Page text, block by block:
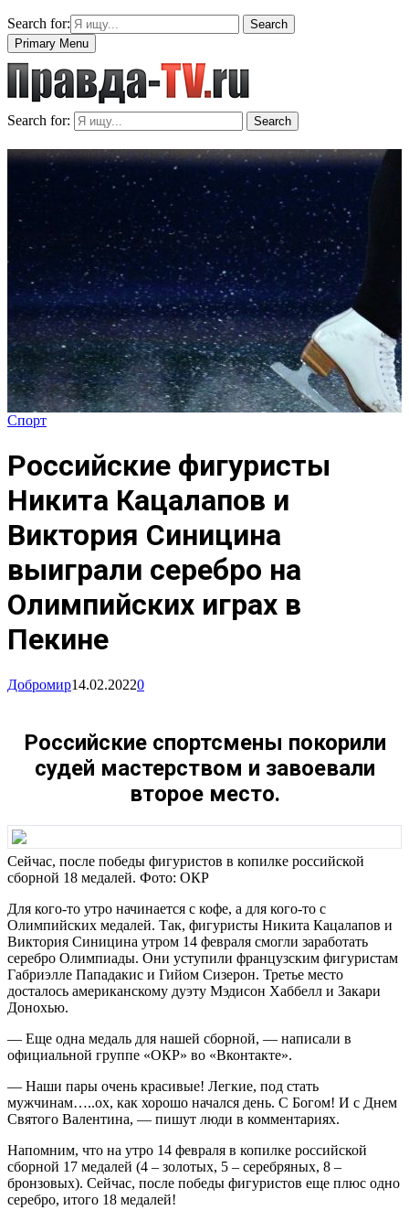
Search for:
Search
Primary Menu
Search for: Search
Спорт
Российские фигуристы
Никита Кацалапов и
Виктория Синицина
выиграли серебро на
Олимпийских играх в
Пекине
Добромир14.02.20220
Российские спортсмены покорили
судей мастерством и завоевали
второе место.
Сейчас, после победы фигуристов в копилке российской
сборной 18 медалей. Фото: ОКР
Для кого-то утро начинается с кофе, а для кого-то с
Олимпийских медалей. Так, фигуристы Никита Кацалапов и
Виктория Синицина утром 14 февраля смогли заработать
серебро Олимпиады. Они уступили французским фигуристам
Габриэлле Пападакис и Гийом Сизерон. Третье место
досталось американскому дуэту Мэдисон Хаббелл и Закари
Донохью.
— Еще одна медаль для нашей сборной, — написали в
официальной группе «ОКР» во «Вконтакте».
— Наши пары очень красивые! Легкие, под стать
мужчинам…..ох, как хорошо начался день. С Богом! И с Днем
Святого Валентина, — пишут люди в комментариях.
Напомним, что на утро 14 февраля в копилке российской
сборной 17 медалей (4 – золотых, 5 – серебряных, 8 –
бронзовых). Сейчас, после победы фигуристов еще плюс одно
серебро, итого 18 медалей!